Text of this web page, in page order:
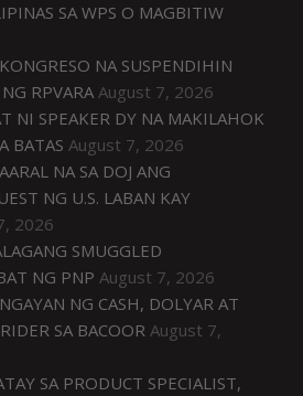
SA WPS O MAGBITIW
NA SUSPENDIHIN
RPVARA August 7, 2026
NI SPEAKER DY NA MAKILAHOK
BATAS August 7, 2026
NA SA DOJ ANG
NG U.S. LABAN KAY
2026
SMUGGLED
NG PNP August 7, 2026
NG CASH, DOLYAR AT
SA BACOOR August 7,
SA PRODUCT SPECIALIST,